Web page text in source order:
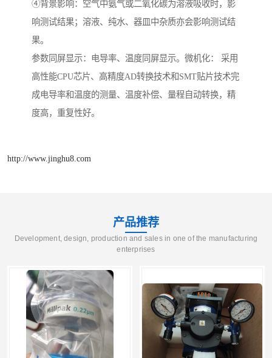
④背景影响：空气中氨气或二氧化碳为溶液吸收时，影
响测试结果；溶液、纯水、器皿中杂质亦会影响测试结
果。
参数同屏显示：电导率、温度同屏显示。微机化： 采用
高性能CPU芯片、高精度AD转换技术和SMT贴片技术完
成电导率和温度的测量、温度补偿、量程自动转换，精
度高，重复性好。
http://www.jinghu8.com
产品推荐
Development, design, production and sales in one of the manufacturing
enterprises